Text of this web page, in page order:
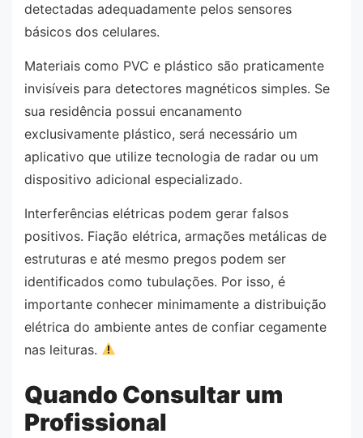
detectadas adequadamente pelos sensores
básicos dos celulares.
Materiais como PVC e plástico são praticamente
invisíveis para detectores magnéticos simples. Se
sua residência possui encanamento
exclusivamente plástico, será necessário um
aplicativo que utilize tecnologia de radar ou um
dispositivo adicional especializado.
Interferências elétricas podem gerar falsos
positivos. Fiação elétrica, armações metálicas de
estruturas e até mesmo pregos podem ser
identificados como tubulações. Por isso, é
importante conhecer minimamente a distribuição
elétrica do ambiente antes de confiar cegamente
nas leituras.
Quando Consultar um
Profissional